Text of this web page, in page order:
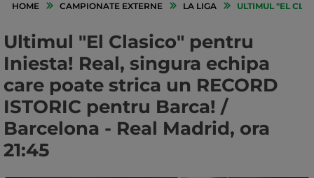
HOME CAMPIONATE EXTERNE LA LIGA ULTIMUL "EL
Ultimul "El Clasico" pentru
Iniesta! Real, singura echipa
care poate strica un RECORD
ISTORIC pentru Barca! /
Barcelona - Real Madrid, ora
21:45